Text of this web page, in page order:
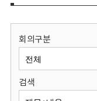
보
원
회의구분
검색